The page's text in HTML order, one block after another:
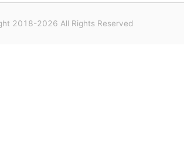
2018-2026 All Rights Reserved